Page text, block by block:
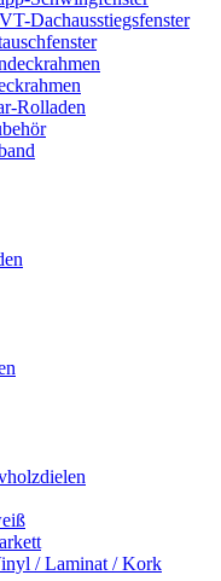
Dachausstiegsfenster
Rolladen
/ Laminat / Kork